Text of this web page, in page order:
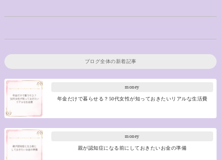
ブログ全体の新着記事
money
年金だけで暮らせる？50代女性が知っておきたいリアルな生活費
money
親が認知症になる前にしておきたいお金の準備